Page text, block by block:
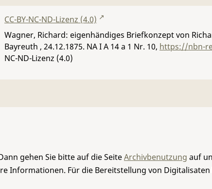
CC-BY-NC-ND-Lizenz (4.0)
Wagner, Richard: eigenhändiges Briefkonzept von
Bayreuth , 24.12.1875. NA I A 14 a 1 Nr. 10, https://nbn-
NC-ND-Lizenz (4.0)
gehen Sie bitte auf die SeiteArchivbenutzung auf
Informationen. Für die Bereitstellung von